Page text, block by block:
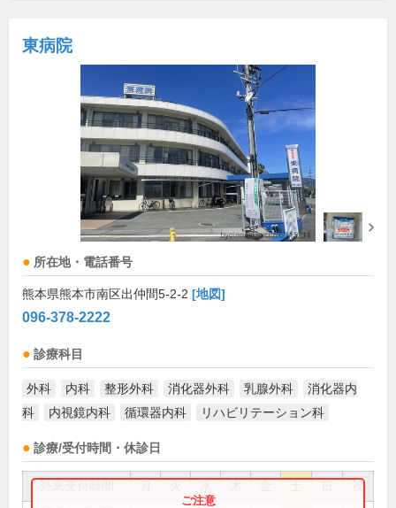
東病院
所在地・電話番号
熊本県熊本市南区出仲間5-2-2 [地図]
096-378-2222
診療科目
外科 内科 整形外科 消化器外科 乳腺外科
消化器内
科
内視鏡内科 循環器内科 リハビリテーション科
診療/受付時間・休診日
祝